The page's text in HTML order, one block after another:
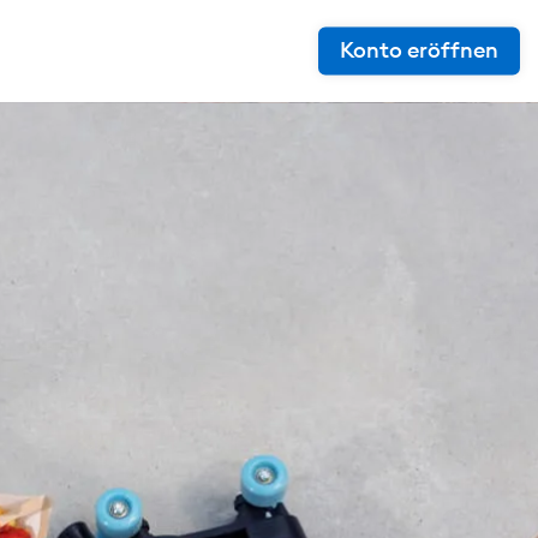
Konto eröffnen